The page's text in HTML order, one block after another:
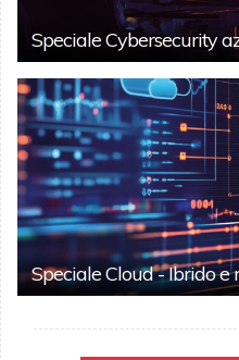
Speciale Cybersecurity
Speciale Cloud - Ibrido